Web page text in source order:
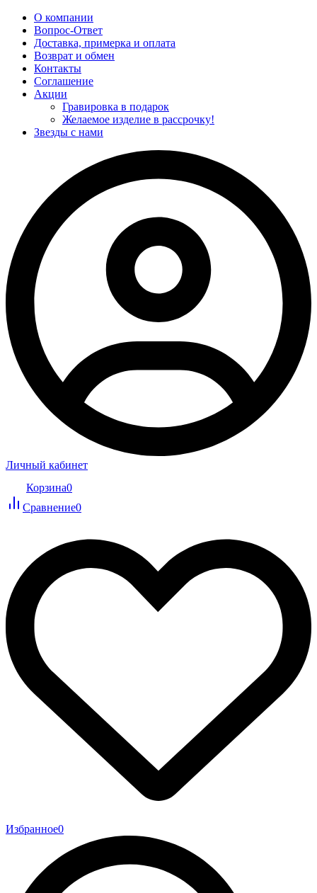
О компании
Вопрос-Ответ
Доставка, примерка и оплата
Возврат и обмен
Контакты
Соглашение
Акции
Гравировка в подарок
Желаемое изделие в рассрочку!
Звезды с нами
Личный кабинет
Корзина0
Сравнение0
Избранное0